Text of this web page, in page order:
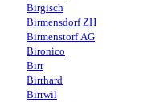
Birgisch
Birmensdorf ZH
Birmenstorf AG
Bironico
Birr
Birrhard
Birrwil